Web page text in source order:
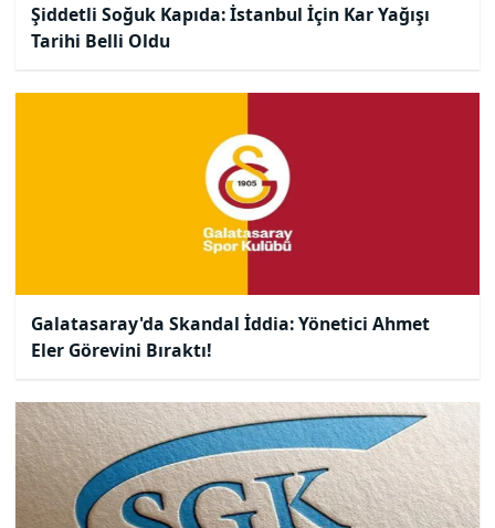
Şiddetli Soğuk Kapıda: İstanbul İçin Kar Yağışı
Tarihi Belli Oldu
Galatasaray'da Skandal İddia: Yönetici Ahmet
Eler Görevini Bıraktı!